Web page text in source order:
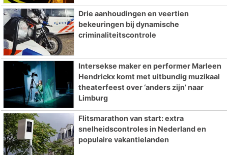
Drie aanhoudingen en veertien
bekeuringen bij dynamische
criminaliteitscontrole
Intersekse maker en performer Marleen
Hendrickx komt met uitbundig muzikaal
theaterfeest over ‘anders zijn’ naar
Limburg
Flitsmarathon van start: extra
snelheidscontroles in Nederland en
populaire vakantielanden